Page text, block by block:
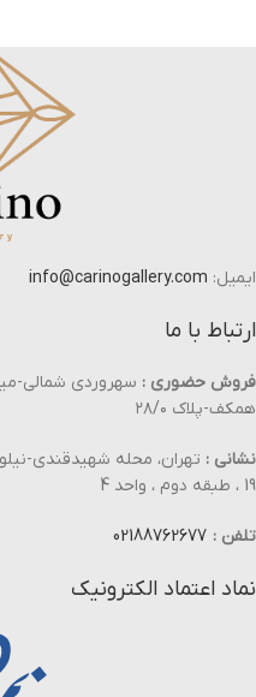
ایمیل: info@carinogallery.com
ارتباط با ما
فروش حضوری : سهروردی شمالی-
همکف-پلاک ۲۸/۰
نشانی : تهران، محله شهیدقندی-
19 ، طبقه دوم ، واحد 4
تلفن : 02188762677
نماد اعتماد الکترونیک